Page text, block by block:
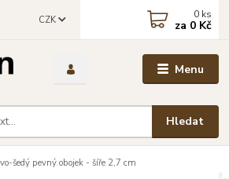
Menu
CZK
Hledat
0 ks
za 0 Kč
šedý pevný obojek - šíře 2,7 cm